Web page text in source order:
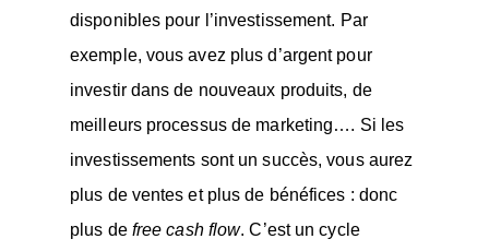
disponibles pour l’investissement. Par
exemple, vous avez plus d’argent pour
investir dans de nouveaux produits, de
meilleurs processus de marketing…. Si les
investissements sont un succès, vous aurez
plus de ventes et plus de bénéfices : donc
plus defree cash flow. C’est un cycle